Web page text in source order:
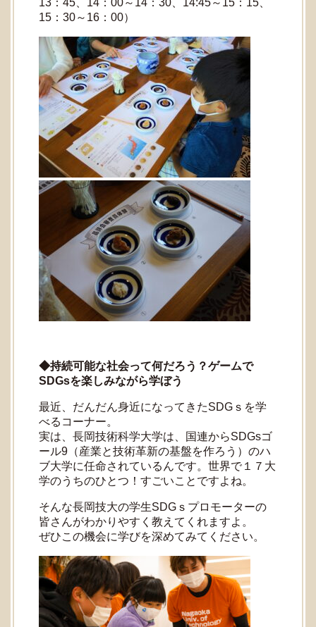
13：45、14：00～14：30、14:45～15：15、
15：30～16：00）
◆持続可能な社会って何だろう？ゲームで
SDGsを楽しみながら学ぼう
最近、だんだん身近になってきたSDGｓを学
べるコーナー。
実は、長岡技術科学大学は、国連からSDGsゴ
ール9（産業と技術革新の基盤を作ろう）のハ
ブ大学に任命されているんです。世界で１７大
学のうちのひとつ！すごいことですよね。
そんな長岡技大の学生SDGｓプロモーターの
皆さんがわかりやすく教えてくれますよ。
ぜひこの機会に学びを深めてみてください。